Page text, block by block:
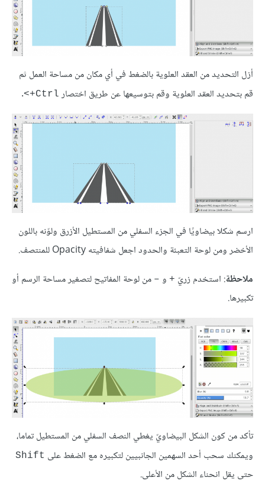
أزل التحديد من العقد العلوية بالضغط في أي مكان من مساحة العمل ثم
قم بتحديد العقد العلوية وقم بتوسيعها عن طريق اختصار Ctrl+>
.
ارسم شكلا بيضاويًا في الجزء السفلي من المستطيل الأزرق ولوّنه باللون
الأخضر ومن لوحة التعبئة والحدود اجعل شفافيته Opacity للمنتصف.
ملاحظة: استخدم زريّ + و – من لوحة المفاتيح لتصغير مساحة الرسم أو
تكبيرها.
تأكد من كون الشكل البيضاويّ يغطي النصف السفلي من المستطيل تماما،
ويمكنك سحب أحد السهمين الجانبيين لتكبيره مع الضغط على Shift
حتى يقل انحناء الشكل من الأعلى.